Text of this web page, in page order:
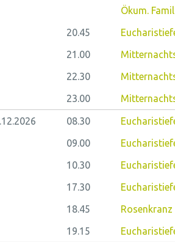
Ökum.
20.45
21.00
22.30
23.00
2026 08.30
09.00
10.30
17.30
18.45
19.15